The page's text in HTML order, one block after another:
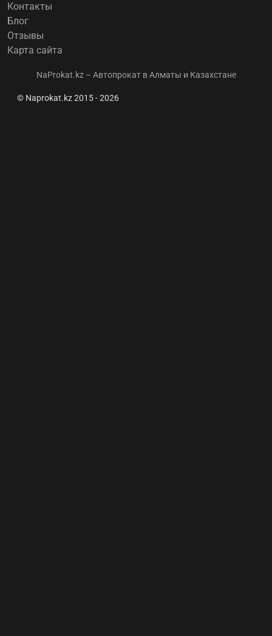
Контакты
Блог
Отзывы
Карта сайта
NaProkat.kz – Автопрокат в Алматы и Казахстане
© Naprokat.kz 2015 - 2026